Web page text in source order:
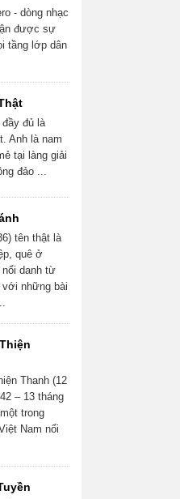
- dòng nhạc
được sự
tầng lớp dân
đầy đủ là
Anh là nam
tại làng giải
đảo ...
tên thật là
quê ở
nổi danh từ
với những bài
Thanh (12
– 13 tháng
trong
Nam nổi